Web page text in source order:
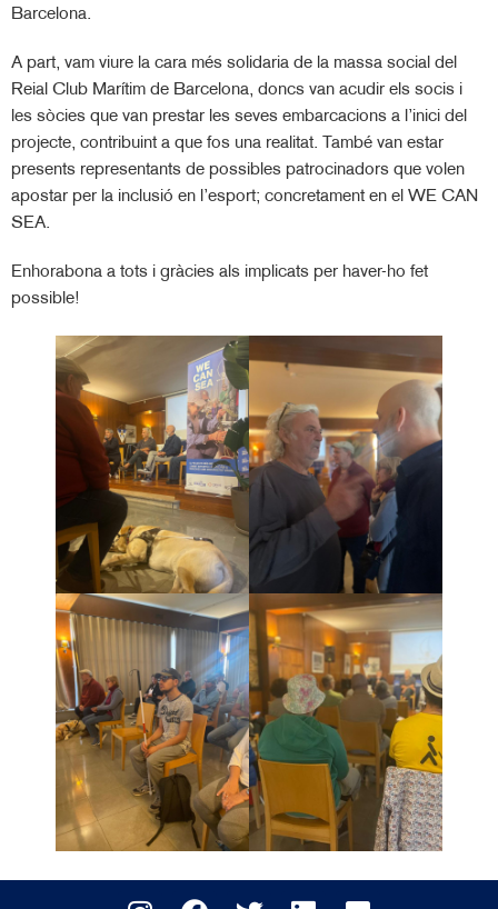
Barcelona.
A part, vam viure la cara més solidaria de la massa social del
Reial Club Marítim de Barcelona, doncs van acudir els socis i
les sòcies que van prestar les seves embarcacions a l’inici del
projecte, contribuint a que fos una realitat. També van estar
presents representants de possibles patrocinadors que volen
apostar per la inclusió en l’esport; concretament en el WE CAN
SEA.
Enhorabona a tots i gràcies als implicats per haver-ho fet
possible!